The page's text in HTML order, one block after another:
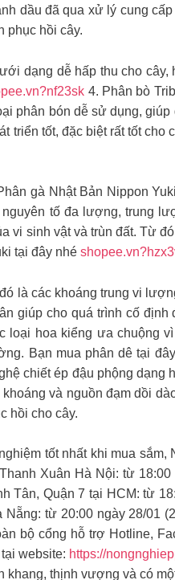
dầu đã qua xử lý cung
phục hồi cây.
dạng dễ hấp thu cho
4. Phân bò
phân bón dễ sử dụng,
tốt, đặc biệt rất tốt cho
gà Nhật Bản Nippon
tố đa lượng, trung
vi sinh vật và trùn đất. Từ
tại đây nhé
là các khoáng trung vi
giúp cho quá trình cố
hoa kiểng ưa chuộng
Bạn mua phân dê tại
chiết ép đậu phộng dạng
và nguồn đạm dồi
hồi cho cây.
tốt nhất khi mua
Xuân Hà Nội: từ
Quận 7 tại HCM: từ
từ 20:00 ngày 28/01
bộ cổng hỗ trợ Hotline,
website: https://
thịnh vượng và có